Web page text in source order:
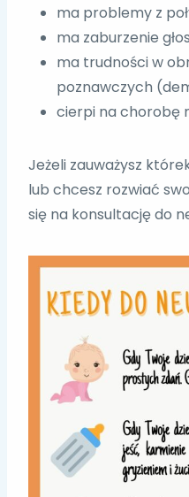
ma problemy z
ma zaburzenie
ma trudności w
poznawczych
cierpi na chorobę
Jeżeli zauważysz
lub chcesz rozwiać
się na konsultację do